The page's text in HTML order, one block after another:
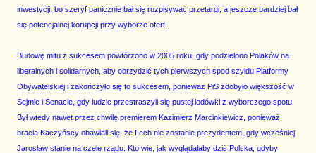
inwestycji, bo szeryf panicznie bał się rozpisywać przetargi, a jeszcze bardziej bał
się potencjalnej korupcji przy wyborze ofert.
Budowę mitu z sukcesem powtórzono w 2005 roku, gdy podzielono Polaków na
liberalnych i solidarnych, aby obrzydzić tych pierwszych spod szyldu Platformy
Obywatelskiej i zakończyło się to sukcesem, ponieważ PiS zdobyło większość w
Sejmie i Senacie, gdy ludzie przestraszyli się pustej lodówki z wyborczego spotu.
Był wtedy nawet przez chwilę premierem Kazimierz Marcinkiewicz, ponieważ
bracia Kaczyńscy obawiali się, że Lech nie zostanie prezydentem, gdy wcześniej
Jarosław stanie na czele rządu. Kto wie, jak wyglądałaby dziś Polska, gdyby